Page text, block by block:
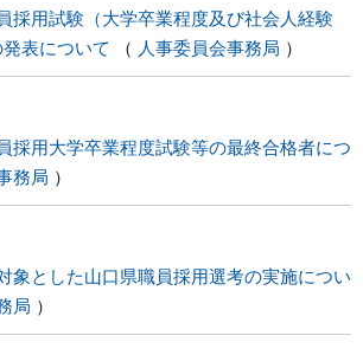
採用試験（大学卒業程度及び社会人経験
表について
人事委員会事務局
採用大学卒業程度試験等の最終合格者につ
務局
象とした山口県職員採用選考の実施につい
局